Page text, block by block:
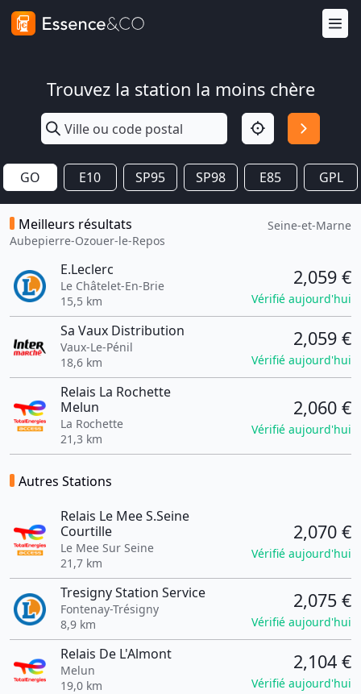
Trouvez la station la moins chère
GO E10 SP95 SP98 E85 GPL
Meilleurs résultats
Aubepierre-Ozouer-le-Repos
Seine-et-Marne
E.Leclerc
Le Châtelet-En-Brie
15,5 km
2,059 €
Vérifié aujourd'hui
Sa Vaux Distribution
Vaux-Le-Pénil
18,6 km
2,059 €
Vérifié aujourd'hui
Relais La Rochette
Melun
La Rochette
21,3 km
2,060 €
Vérifié aujourd'hui
Autres Stations
Relais Le Mee S.Seine
Courtille
Le Mee Sur Seine
21,7 km
2,070 €
Vérifié aujourd'hui
Tresigny Station Service
Fontenay-Trésigny
8,9 km
2,075 €
Vérifié aujourd'hui
Relais De L'Almont
Melun
19,0 km
2,104 €
Vérifié aujourd'hui